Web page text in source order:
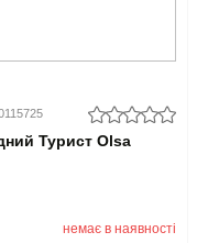
Турист Olsa
немає в наявності